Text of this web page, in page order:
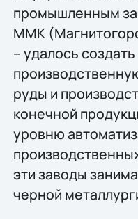
промышленным
ММК
– удалось
руды и
конечной
уровню
эти заводы
черной